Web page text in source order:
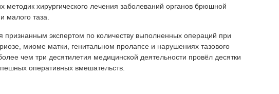
методик хирургического лечения заболеваний органов брюшной
малого таза.
признанным экспертом по количеству выполненных операций при
миоме матки, генитальном пролапсе и нарушениях тазового
чем три десятилетия медицинской деятельности провёл десятки
оперативных вмешательств.